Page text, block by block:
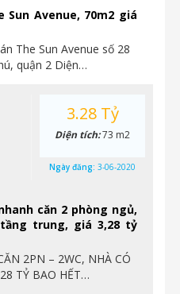
Sun Avenue, 70m2 giá
The Sun Avenue số 28
quận 2 Diện…
căn 2 phòng ngủ,
trung, giá 3,28 tỷ
2PN – 2WC, NHÀ CÓ
TỶ BAO HẾT…
3.28 Tỷ
Diện tích:73 m2
Ngày đăng: 3-06-2020